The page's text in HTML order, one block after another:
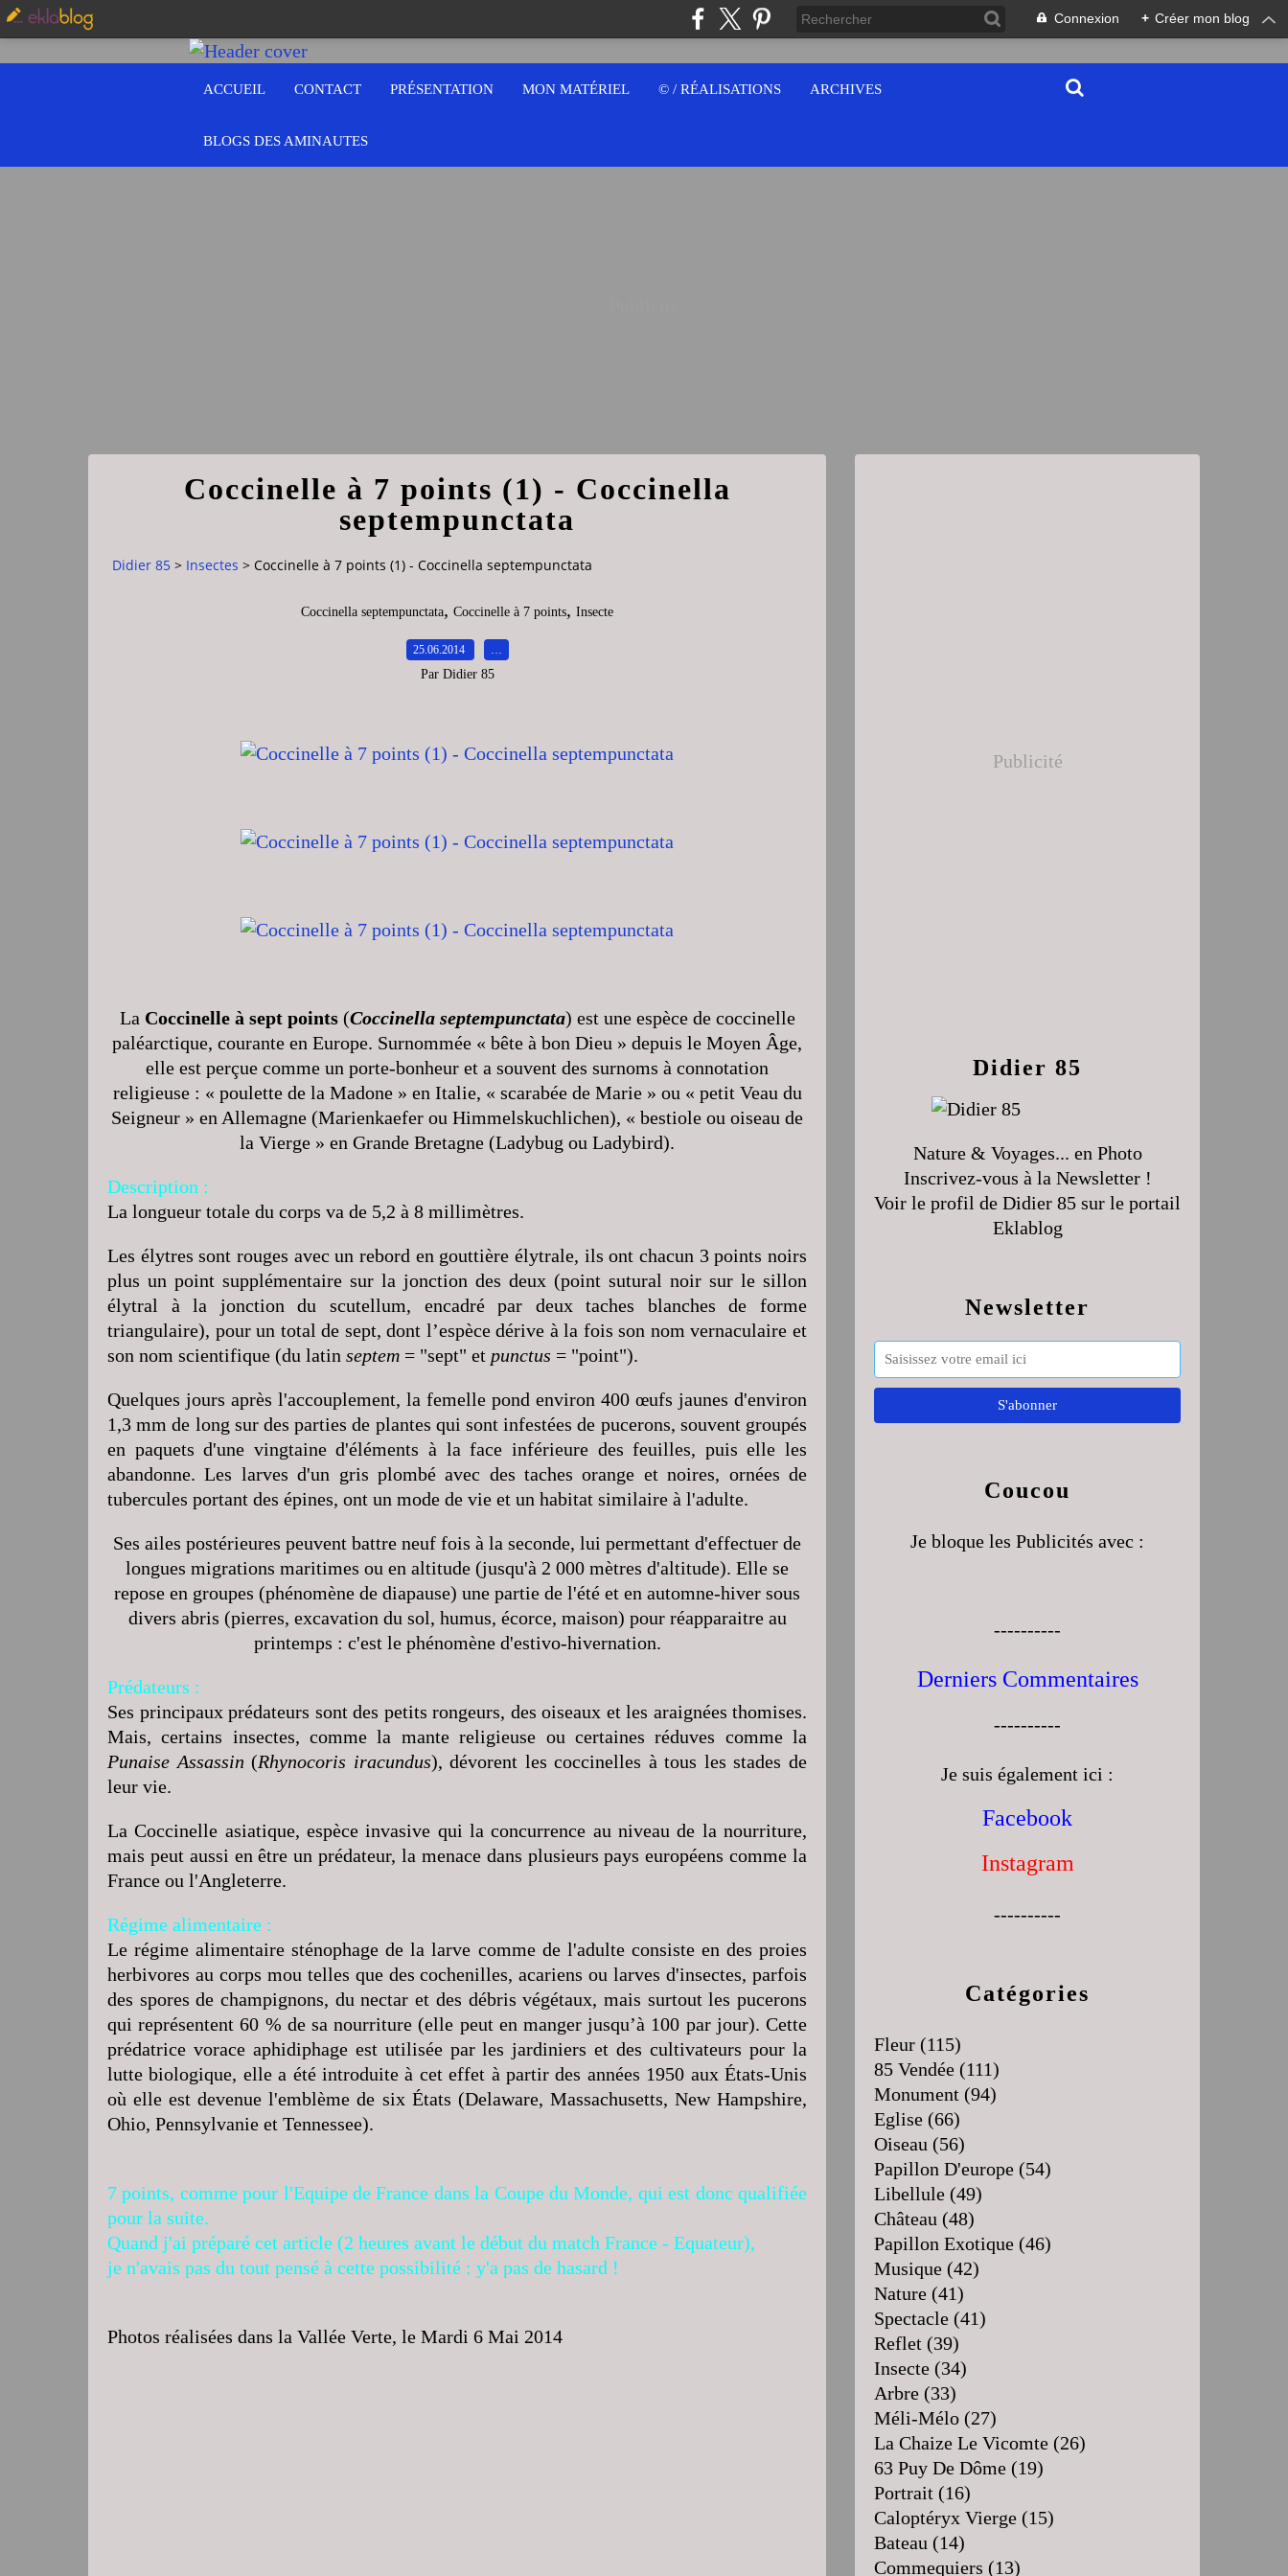
Connexion + Créer mon blog
ACCUEIL CONTACT PRÉSENTATION MON MATÉRIEL © / RÉALISATIONS ARCHIVES
BLOGS DES AMINAUTES
Coccinelle à 7 points (1) - Coccinella
septempunctata
Didier 85 > Insectes > Coccinelle à 7 points (1) - Coccinella septempunctata
Coccinella septempunctata, Coccinelle à 7 points, Insecte
25.06.2014
Par Didier 85
La Coccinelle à sept points(Coccinella septempunctata) est une espèce de coccinelle
paléarctique, courante en Europe. Surnommée « bête à bon Dieu » depuis le Moyen Âge,
elle est perçue comme un porte-bonheur et a souvent des surnoms à connotation
religieuse : « poulette de la Madone » en Italie, « scarabée de Marie » ou « petit Veau du
Seigneur » en Allemagne (Marienkaefer ou Himmelskuchlichen), « bestiole ou oiseau de
la Vierge » en Grande Bretagne (Ladybug ou Ladybird).
Description :
La longueur totale du corps va de 5,2 à 8 millimètres.
Les élytres sont rouges avec un rebord en gouttière élytrale, ils ont chacun 3 points noirs
plus un point supplémentaire sur la jonction des deux (point sutural noir sur le sillon
élytral à la jonction du scutellum, encadré par deux taches blanches de forme
triangulaire), pour un total de sept, dont l’espèce dérive à la fois son nom vernaculaire et
son nom scientifique (du latin septem = "sept" et punctus = "point").
Quelques jours après l'accouplement, la femelle pond environ 400 œufs jaunes d'environ
1,3 mm de long sur des parties de plantes qui sont infestées de pucerons, souvent groupés
en paquets d'une vingtaine d'éléments à la face inférieure des feuilles, puis elle les
abandonne. Les larves d'un gris plombé avec des taches orange et noires, ornées de
tubercules portant des épines, ont un mode de vie et un habitat similaire à l'adulte.
Ses ailes postérieures peuvent battre neuf fois à la seconde, lui permettant d'effectuer de
longues migrations maritimes ou en altitude (jusqu'à 2 000 mètres d'altitude). Elle se
repose en groupes (phénomène de diapause) une partie de l'été et en automne-hiver sous
divers abris (pierres, excavation du sol, humus, écorce, maison) pour réapparaitre au
printemps : c'est le phénomène d'estivo-hivernation.
Prédateurs :
Ses principaux prédateurs sont des petits rongeurs, des oiseaux et les araignées thomises.
Mais, certains insectes, comme la mante religieuse ou certaines réduves comme la
Punaise Assassin (Rhynocoris iracundus), dévorent les coccinelles à tous les stades de
leur vie.
La Coccinelle asiatique, espèce invasive qui la concurrence au niveau de la nourriture,
mais peut aussi en être un prédateur, la menace dans plusieurs pays européens comme la
France ou l'Angleterre.
Régime alimentaire :
Le régime alimentaire sténophage de la larve comme de l'adulte consiste en des proies
herbivores au corps mou telles que des cochenilles, acariens ou larves d'insectes, parfois
des spores de champignons, du nectar et des débris végétaux, mais surtout les pucerons
qui représentent 60 % de sa nourriture (elle peut en manger jusqu’à 100 par jour). Cette
prédatrice vorace aphidiphage est utilisée par les jardiniers et des cultivateurs pour la
lutte biologique, elle a été introduite à cet effet à partir des années 1950 aux États-Unis
où elle est devenue l'emblème de six États (Delaware, Massachusetts, New Hampshire,
Ohio, Pennsylvanie et Tennessee).
7 points, comme pour l'Equipe de France dans la Coupe du Monde, qui est donc qualifiée
pour la suite.
Quand j'ai préparé cet article (2 heures avant le début du match France - Equateur),
je n'avais pas du tout pensé à cette possibilité : y'a pas de hasard !
Photos réalisées dans la Vallée Verte, le Mardi 6 Mai 2014
Newsletter
Publicité
Catégories
Fleur (115)
85 Vendée (111)
Monument (94)
Eglise (66)
Oiseau (56)
Papillon D'europe (54)
Libellule (49)
Château (48)
Papillon Exotique (46)
Musique (42)
Nature (41)
Spectacle (41)
Reflet (39)
Insecte (34)
Arbre (33)
Méli-Mélo (27)
La Chaize Le Vicomte (26)
63 Puy De Dôme (19)
Portrait (16)
Caloptéryx Vierge (15)
Bateau (14)
Commequiers (13)
Didier 85
Nature & Voyages... en Photo
Inscrivez-vous à la Newsletter !
Voir le profil de Didier 85 sur le portail
Eklablog
Coucou
Je bloque les Publicités avec :
----------
Derniers Commentaires
----------
Je suis également ici :
Facebook
Instagram
----------